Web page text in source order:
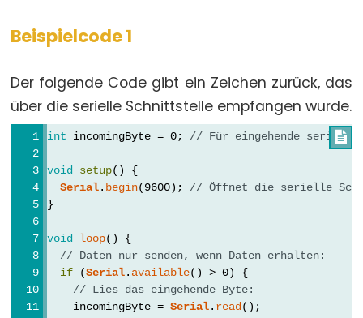
long
size_t
string
String()
unsigned
char
unsigned
unsigned
long
void
Beispielcode 1
Der folgende Code gibt ein Zeichen zurück, das
über die serielle Schnittstelle empfangen wurde.

int incomingByte = 0; // Für eingehende serielle
void setup() {
Serial. begin(9600); // Öffnet die serielle
}
void loop() {
// Daten nur senden, wenn Daten erhalten:
if (Serial. available() > 0) {
// Lies das eingehende Byte:
    incomingByte =
Serial. read ();